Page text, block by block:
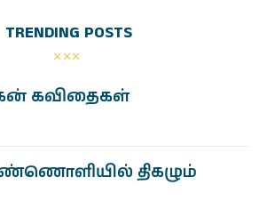
TRENDING POSTS
கவிதைகள்
திகழும்